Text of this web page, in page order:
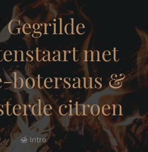
Gegrilde
met
botersaus &
citroen
🍯 Intro